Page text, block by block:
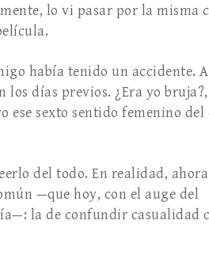
lo vi pasar por la misma
había tenido un accidente.
días previos. ¿Era yo
ese sexto sentido femenino del
del todo. En realidad,
—que hoy, con el auge del
la de confundir casualidad